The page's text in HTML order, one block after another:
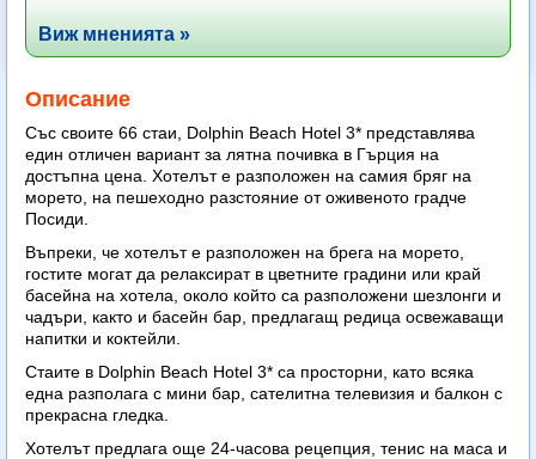
Виж мненията »
Описание
Със своите 66 стаи, Dolphin Beach Hotel 3* представлява
един отличен вариант за лятна почивка в Гърция на
достъпна цена. Хотелът е разположен на самия бряг на
морето, на пешеходно разстояние от оживеното градче
Посиди.
Въпреки, че хотелът е разположен на брега на морето,
гостите могат да релаксират в цветните градини или край
басейна на хотела, около който са разположени шезлонги и
чадъри, както и басейн бар, предлагащ редица освежаващи
напитки и коктейли.
Стаите в Dolphin Beach Hotel 3* са просторни, като всяка
една разполага с мини бар, сателитна телевизия и балкон с
прекрасна гледка.
Хотелът предлага още 24-часова рецепция, тенис на маса и